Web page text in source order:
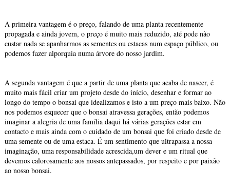
A primeira vantagem é o preço, falando de uma planta recentemente
propagada e ainda jovem, o preço é muito mais reduzido, até pode não
custar nada se apanharmos as sementes ou estacas num espaço público, ou
podemos fazer alporquia numa árvore do nosso jardim.
A segunda vantagem é que a partir de uma planta que acaba de nascer, é
muito mais fácil criar um projeto desde do início, desenhar e formar ao
longo do tempo o bonsai que idealizamos e isto a um preço mais baixo. Não
nos podemos esquecer que o bonsai atravessa gerações, então podemos
imaginar a alegria de uma família daqui há várias gerações estar em
contacto e mais ainda com o cuidado de um bonsai que foi criado desde de
uma semente ou de uma estaca. É um sentimento que ultrapassa a nossa
imaginação, uma responsabilidade acrescida,um dever e um ritual que
devemos calorosamente aos nossos antepassados, por respeito e por paixão
ao nosso bonsai.